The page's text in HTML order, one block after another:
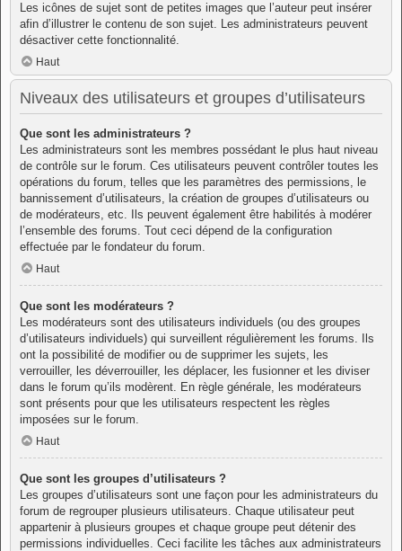
Les icônes de sujet sont de petites images que l’auteur peut insérer
afin d’illustrer le contenu de son sujet. Les administrateurs peuvent
désactiver cette fonctionnalité.
Haut
Niveaux des utilisateurs et groupes d’utilisateurs
Que sont les administrateurs ?
Les administrateurs sont les membres possédant le plus haut niveau
de contrôle sur le forum. Ces utilisateurs peuvent contrôler toutes les
opérations du forum, telles que les paramètres des permissions, le
bannissement d’utilisateurs, la création de groupes d’utilisateurs ou
de modérateurs, etc. Ils peuvent également être habilités à modérer
l’ensemble des forums. Tout ceci dépend de la configuration
effectuée par le fondateur du forum.
Haut
Que sont les modérateurs ?
Les modérateurs sont des utilisateurs individuels (ou des groupes
d’utilisateurs individuels) qui surveillent régulièrement les forums. Ils
ont la possibilité de modifier ou de supprimer les sujets, les
verrouiller, les déverrouiller, les déplacer, les fusionner et les diviser
dans le forum qu’ils modèrent. En règle générale, les modérateurs
sont présents pour que les utilisateurs respectent les règles
imposées sur le forum.
Haut
Que sont les groupes d’utilisateurs ?
Les groupes d’utilisateurs sont une façon pour les administrateurs du
forum de regrouper plusieurs utilisateurs. Chaque utilisateur peut
appartenir à plusieurs groupes et chaque groupe peut détenir des
permissions individuelles. Ceci facilite les tâches aux administrateurs